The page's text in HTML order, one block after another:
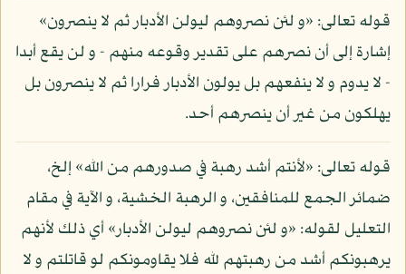
قوله تعالى: «و لئن نصروهم ليولن الأدبار ثم لا ينصرون»
إشارة إلى أن نصرهم على تقدير وقوعه منهم - و لن يقع أبدا
- لا يدوم و لا ينفعهم بل يولون الأدبار فرارا ثم لا ينصرون بل
يهلكون من غير أن ينصرهم أحد.
قوله تعالى: «لأنتم أشد رهبة في صدورهم من الله» إلخ،
ضمائر الجمع للمنافقين، و الرهبة الخشية، و الآية في مقام
التعليل لقوله: «و لئن نصروهم ليولن الأدبار» أي ذلك لأنهم
يرهبونكم أشد من رهبتهم لله فلا يقاومونكم لو قاتلتم و لا